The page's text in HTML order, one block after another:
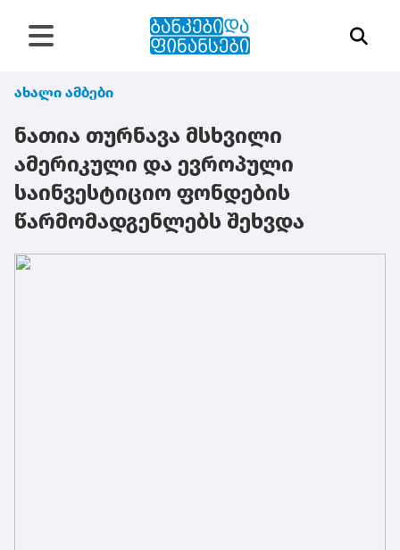
ახალი ამბები
ნათია თურნავა მსხვილი
ამერიკული და ევროპული
საინვესტიციო ფონდების
წარმომადგენლებს შეხვდა